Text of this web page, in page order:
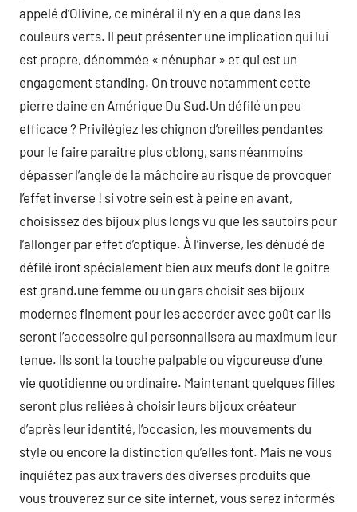
appelé d’Olivine, ce minéral il n’y en a que dans les
couleurs verts. Il peut présenter une implication qui lui
est propre, dénommée « nénuphar » et qui est un
engagement standing. On trouve notamment cette
pierre daine en Amérique Du Sud.Un défilé un peu
efficace ? Privilégiez les chignon d’oreilles pendantes
pour le faire paraitre plus oblong, sans néanmoins
dépasser l’angle de la mâchoire au risque de provoquer
l’effet inverse ! si votre sein est à peine en avant,
choisissez des bijoux plus longs vu que les sautoirs pour
l’allonger par effet d’optique. À l’inverse, les dénudé de
défilé iront spécialement bien aux meufs dont le goitre
est grand.une femme ou un gars choisit ses bijoux
modernes finement pour les accorder avec goût car ils
seront l’accessoire qui personnalisera au maximum leur
tenue. Ils sont la touche palpable ou vigoureuse d’une
vie quotidienne ou ordinaire. Maintenant quelques filles
seront plus reliées à choisir leurs bijoux créateur
d’après leur identité, l’occasion, les mouvements du
style ou encore la distinction qu’elles font. Mais ne vous
inquiétez pas aux travers des diverses produits que
vous trouverez sur ce site internet, vous serez informés